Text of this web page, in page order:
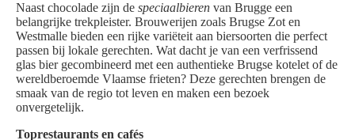
Naast chocolade zijn de speciaalbieren van Brugge een
belangrijke trekpleister. Brouwerijen zoals Brugse Zot en
Westmalle bieden een rijke variëteit aan biersoorten die perfect
passen bij lokale gerechten. Wat dacht je van een verfrissend
glas bier gecombineerd met een authentieke Brugse kotelet of de
wereldberoemde Vlaamse frieten? Deze gerechten brengen de
smaak van de regio tot leven en maken een bezoek
onvergetelijk.
Toprestaurants en cafés